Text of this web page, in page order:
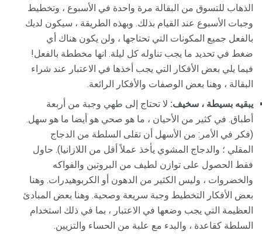
الذهاب للتسوق من البقالة مرة واحدة في الأسبوع ، وتخطيط
وجبات الأسبوع عند القيام بذلك. وبهذه الطريقة ، سيكون لديك
بالفعل جميع المكونات التي تحتاجها ، ولن يكون هناك أي
ضغط في تحديد ما يجب تناوله كل ليلة. انها مخططة بالفعل!
فيما يلي بعض الأفكار التي يجب أخذها في الاعتبار عند شراء
البقالة ، وهنا بعض الوصفات والأفكار الرائعة.
يبقيه بسيطة ، سخيف: لا تحتاج إلى طهي وجبة من أربعة
أطباق. في كثير من الأحيان ، ما هو صحي هو أيضا ما هو سهل.
(فكر في الأمر: من الأسهل أن تقلى السلطة من الدجاج
المقلي ؛ والدجاج المشوي يأخذ عملاً أقل من اللازانيا). حاول
فقط الحصول على توازن لطيف من البروتين والفواكه
والخضروات ، وليس الكثير من الدهون أو الكربوهيدرات. وهنا
بعض الأفكار التخطيط وجبة سريعة وصحية. وهنا بعض المبادئ
العظيمة التي يجب وضعها في الاعتبار ، بما في ذلك استخدام
السلطة كقاعدة ، والبدء مع علبة من الحساء والتزيين.